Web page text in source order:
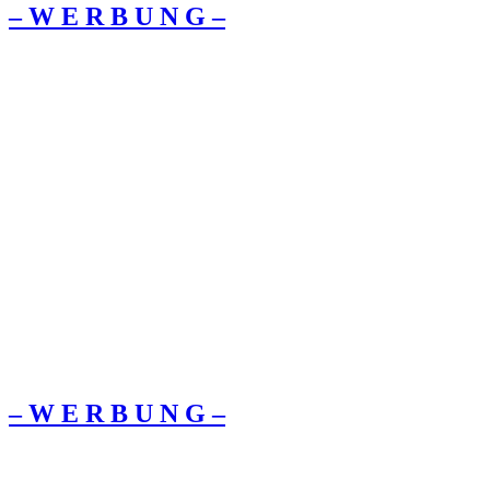
– W Ε R Β U Ν G –
– W Ε R Β U Ν G –